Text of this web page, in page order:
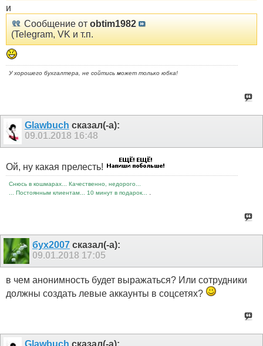
и
Сообщение от obtim1982
(Telegram, VK и т.п.
У хорошего бухгалтера, не сойтись может только юбка!
Glawbuch сказал(-а):
09.01.2018 16:48
Ой, ну какая прелесть!
Снюсь в кошмарах... Качественно, недорого...
... Постоянным клиентам... 10 минут в подарок... .
бух2007 сказал(-а):
09.01.2018 17:05
в чем анонимность будет выражаться? Или сотрудники
должны создать левые аккаунты в соцсетях?
Glawbuch сказал(-а):